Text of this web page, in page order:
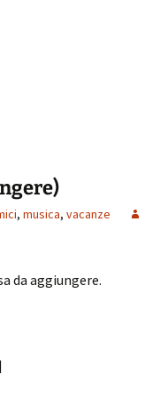
, musica, vacanze
da aggiungere.